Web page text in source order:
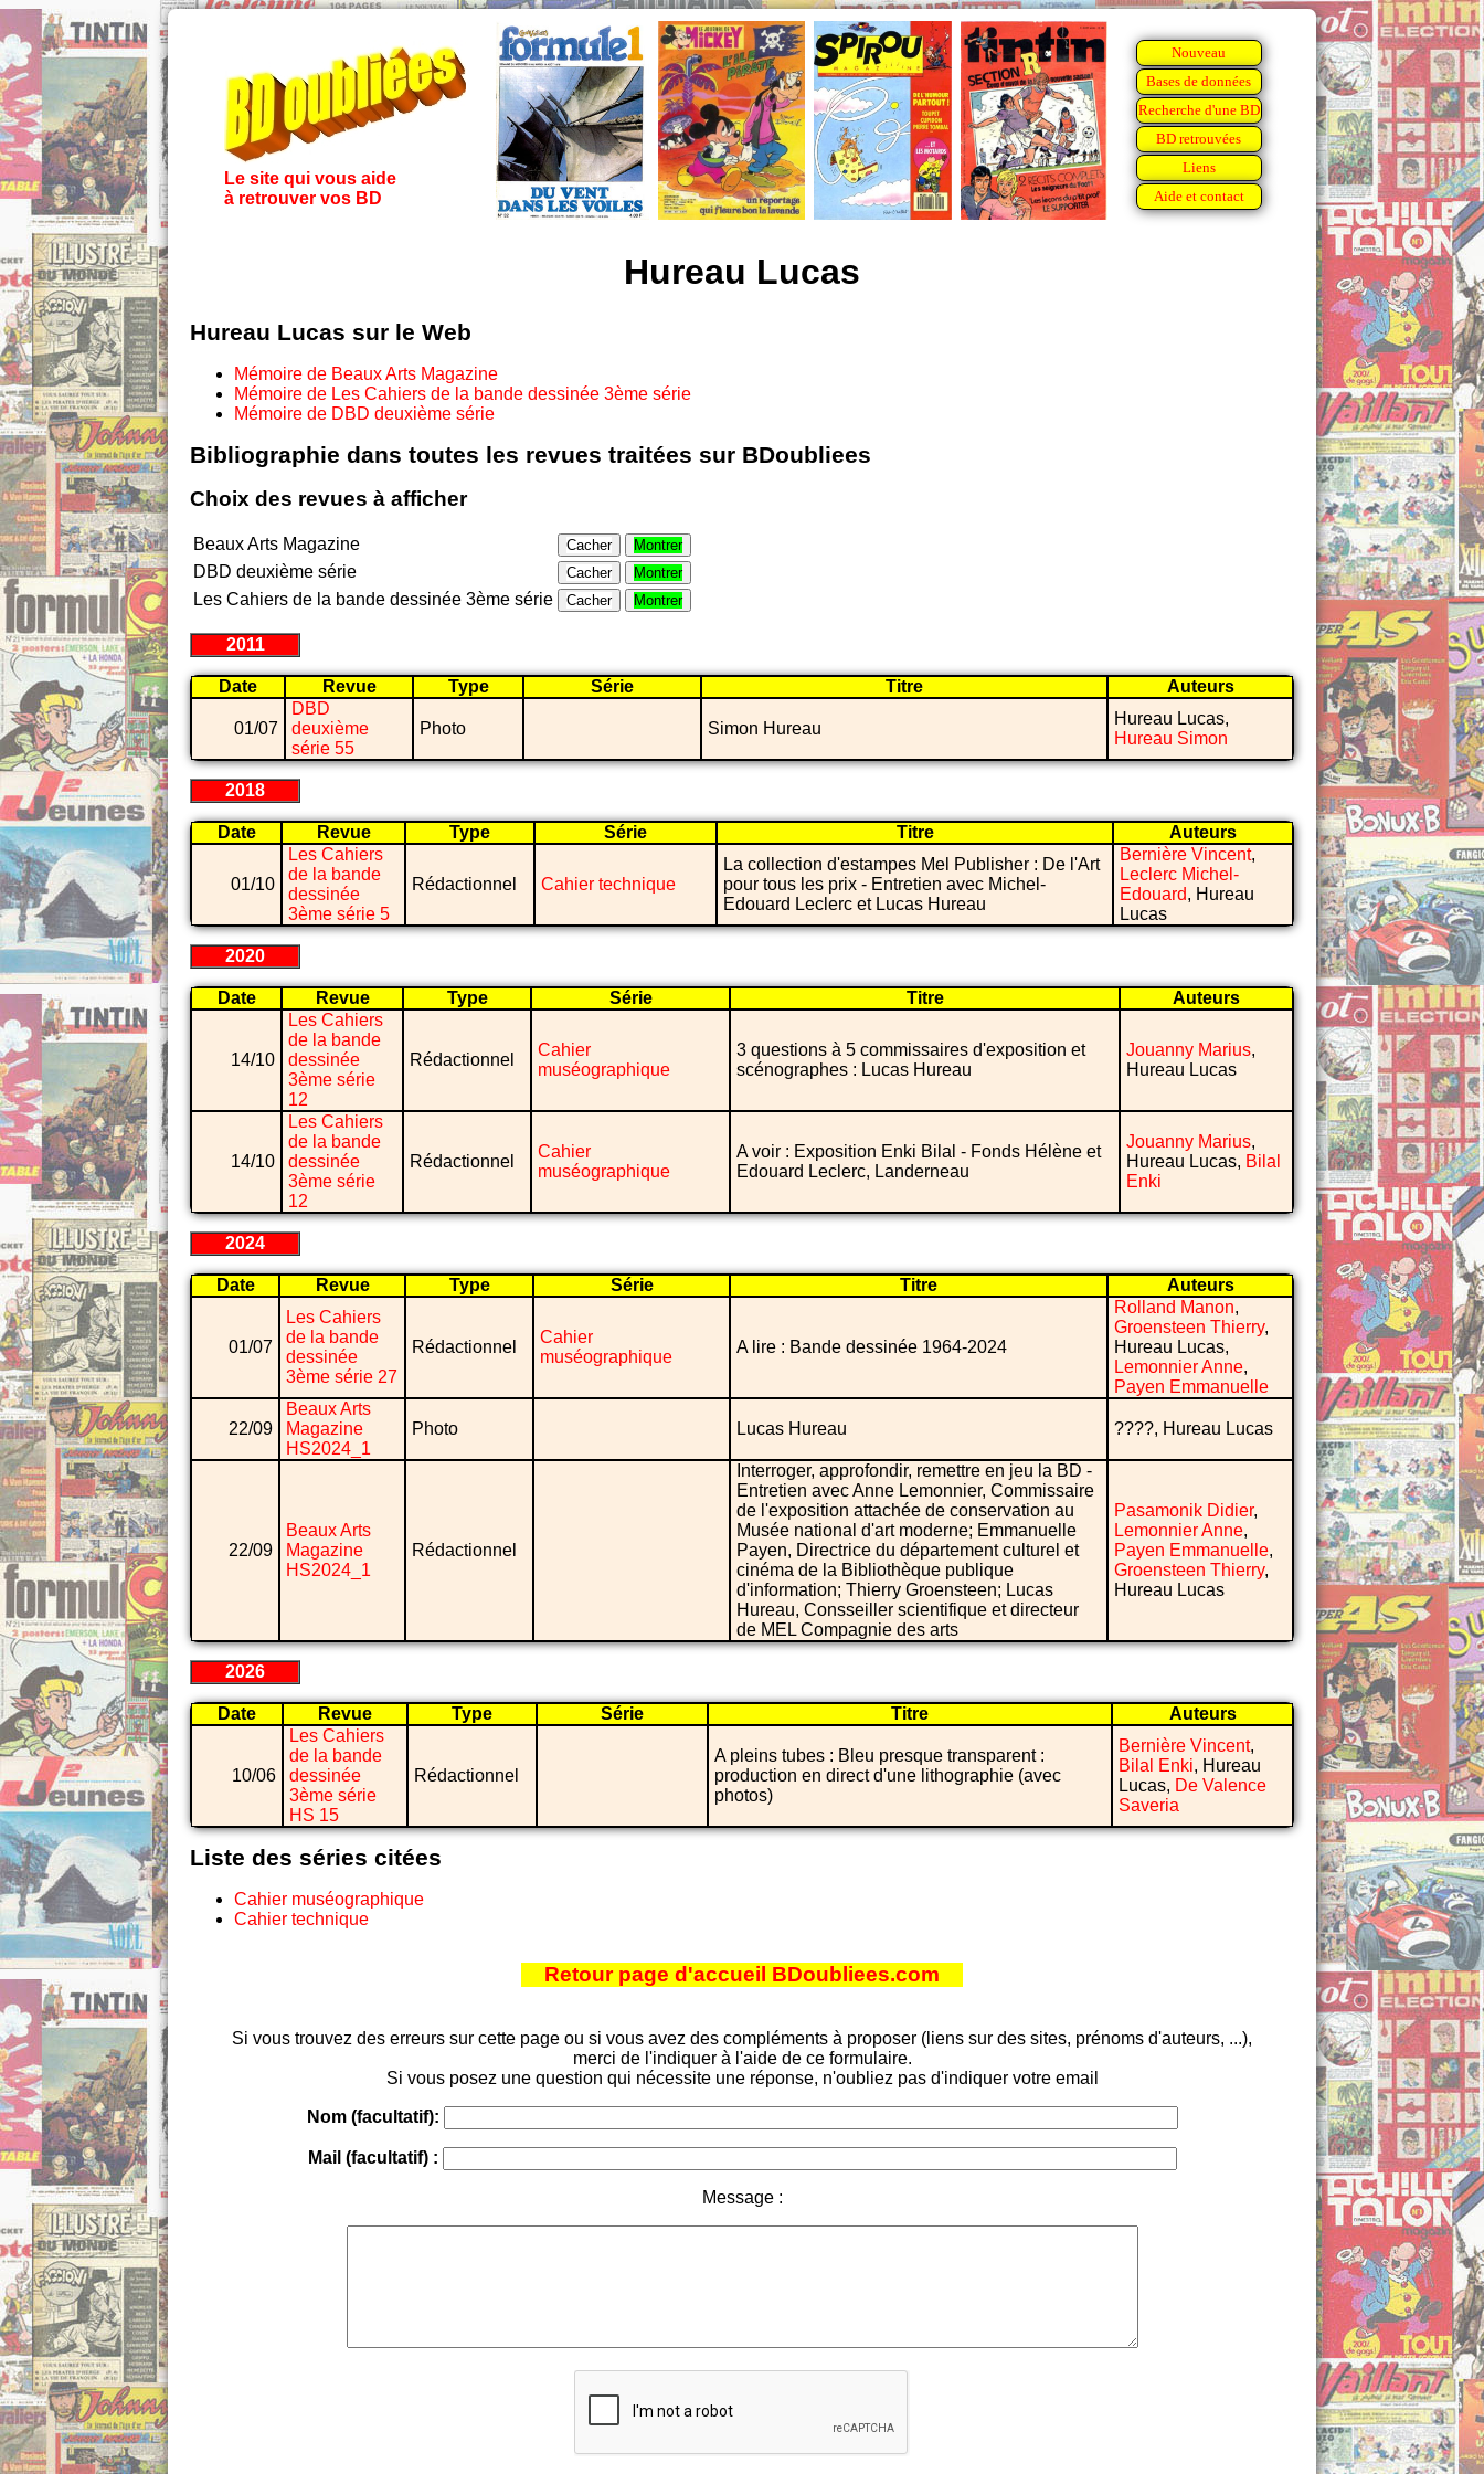
Le site qui vous aide
à retrouver vos BD
Nouveau
Bases de données
Recherche d'une BD
BD retrouvées
Liens
Aide et contact
Hureau Lucas
Hureau Lucas sur le Web
Mémoire de Beaux Arts Magazine
Mémoire de Les Cahiers de la bande dessinée 3ème série
Mémoire de DBD deuxième série
Bibliographie dans toutes les revues traitées sur BDoubliees
Choix des revues à afficher
Beaux Arts Magazine Cacher Montrer
DBD deuxième série Cacher Montrer
Les Cahiers de la bande dessinée 3ème série Cacher Montrer
2011
Date Revue Type Série Titre Auteurs
01/07
DBD
deuxième
série 55
Photo Simon Hureau
Hureau Lucas,
Hureau Simon
2018
Date Revue Type Série Titre Auteurs
01/10
Les Cahiers
de la bande
dessinée
3ème série 5
Rédactionnel Cahier technique
La collection d'estampes Mel Publisher : De l'Art
pour tous les prix - Entretien avec Michel-
Edouard Leclerc et Lucas Hureau
Bernière Vincent,
Leclerc Michel-
Edouard, Hureau
Lucas
2020
Date Revue Type Série Titre Auteurs
14/10
Les Cahiers
de la bande
dessinée
3ème série
12
Rédactionnel
Cahier
muséographique
3 questions à 5 commissaires d'exposition et
scénographes : Lucas Hureau
Jouanny Marius,
Hureau Lucas
14/10
Les Cahiers
de la bande
dessinée
3ème série
12
Rédactionnel
Cahier
muséographique
A voir : Exposition Enki Bilal - Fonds Hélène et
Edouard Leclerc, Landerneau
Jouanny Marius,
Hureau Lucas, Bilal
Enki
2024
Date Revue Type Série Titre Auteurs
01/07
Les Cahiers
de la bande
dessinée
3ème série 27
Rédactionnel
Cahier
muséographique
A lire : Bande dessinée 1964-2024
Rolland Manon,
Groensteen Thierry,
Hureau Lucas,
Lemonnier Anne,
Payen Emmanuelle
22/09
Beaux Arts
Magazine
HS2024_1
Photo Lucas Hureau ????, Hureau Lucas
22/09
Beaux Arts
Magazine
HS2024_1
Rédactionnel
Interroger, approfondir, remettre en jeu la BD -
Entretien avec Anne Lemonnier, Commissaire
de l'exposition attachée de conservation au
Musée national d'art moderne; Emmanuelle
Payen, Directrice du département culturel et
cinéma de la Bibliothèque publique
d'information; Thierry Groensteen; Lucas
Hureau, Consseiller scientifique et directeur
de MEL Compagnie des arts
Pasamonik Didier,
Lemonnier Anne,
Payen Emmanuelle,
Groensteen Thierry,
Hureau Lucas
2026
Date Revue Type Série Titre Auteurs
10/06
Les Cahiers
de la bande
dessinée
3ème série
HS 15
Rédactionnel
A pleins tubes : Bleu presque transparent :
production en direct d'une lithographie (avec
photos)
Bernière Vincent,
Bilal Enki, Hureau
Lucas, De Valence
Saveria
Liste des séries citées
Cahier muséographique
Cahier technique
Retour page d'accueil BDoubliees.com
Si vous trouvez des erreurs sur cette page ou si vous avez des compléments à proposer (liens sur des sites, prénoms d'auteurs, ...),
merci de l'indiquer à l'aide de ce formulaire.
Si vous posez une question qui nécessite une réponse, n'oubliez pas d'indiquer votre email
Nom (facultatif):
Mail (facultatif) :
Message :